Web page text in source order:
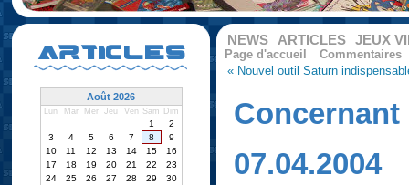
NEWS ARTICLES JEUX
Page d'accueil
Commentaires
« Nouvel outil Saturn
Concernant
07.04.2004
ARTICLES
Août 2026
Lun Mar Mer Jeu Ven Sam Dim
1
2
3
4 5 6 7 8
9
10
11 12 13 14 15
16
17
18 19 20 21 22
23
24
25 26 27 28 29
30